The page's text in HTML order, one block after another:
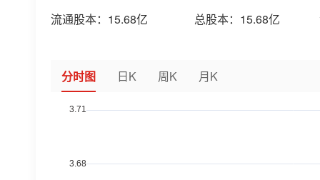
流通股本： 15.68亿 总股本： 15.68亿
分时图 日K 周K 月K